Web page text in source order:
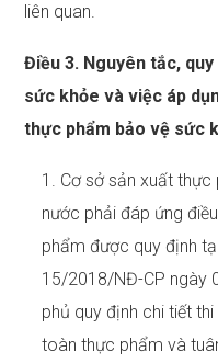
liên quan.
Điều 3. Nguyên tắc,
sức khỏe và việc áp
thực phẩm bảo vệ sức
1. Cơ sở sản xuất
nước phải đáp ứng
phẩm được quy định
15/2018/NĐ-CP ngày
phủ quy định chi tiết
toàn thực phẩm và